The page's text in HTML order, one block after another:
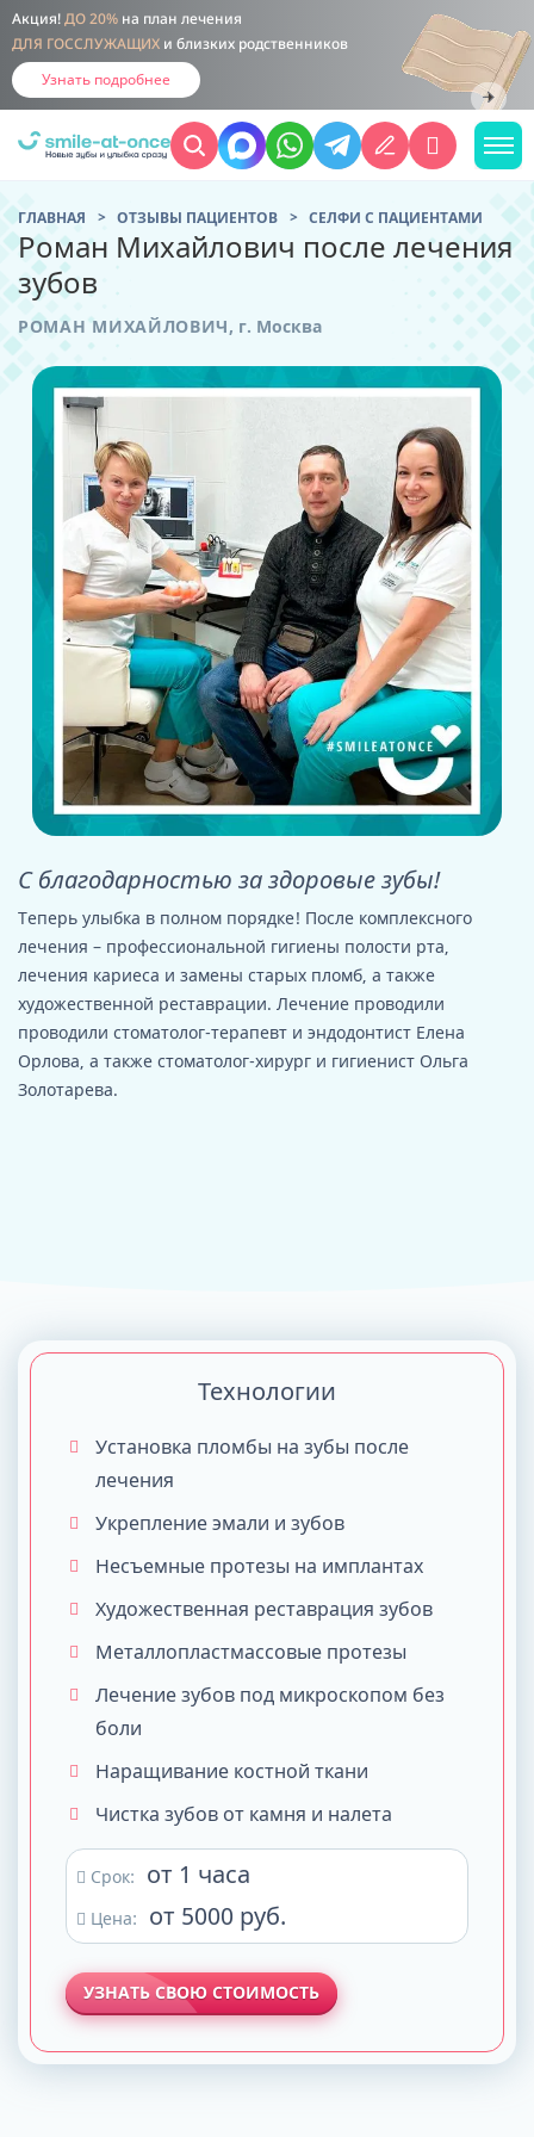
Акция! ДО 20% на план лечения
ДЛЯ ГОССЛУЖАЩИХ и близких родственников
Узнать подробнее
ГЛАВНАЯ ОТЗЫВЫ ПАЦИЕНТОВ CЕЛФИ С ПАЦИЕНТАМИ
Роман Михайлович после лечения
зубов
РОМАН МИХАЙЛОВИЧ, г. Москва
С благодарностью за здоровые зубы!
Теперь улыбка в полном порядке! После комплексного
лечения – профессиональной гигиены полости рта,
лечения кариеса и замены старых пломб, а также
художественной реставрации. Лечение проводили
проводили стоматолог-терапевт и эндодонтист Елена
Орлова, а также стоматолог-хирург и гигиенист Ольга
Золотарева.
Технологии
Установка пломбы на зубы после
лечения
Укрепление эмали и зубов
Несъемные протезы на имплантах
Художественная реставрация зубов
Металлопластмассовые протезы
Лечение зубов под микроскопом без
боли
Наращивание костной ткани
Чистка зубов от камня и налета
Срок: от 1 часа
Цена: от 5000 руб.
УЗНАТЬ СВОЮ СТОИМОСТЬ